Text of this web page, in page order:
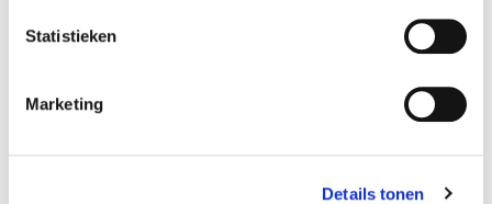
Statistieken
Marketing
Details tonen
verkalkingen, peesscheuren of vochtophopingen.
duidelijk uit wat hij of zij ziet. Een duidelijke echo,
maakt het eenvoudiger om uw klacht gericht te
oorzaak ligt van uw pijn. Bij het eerste contact met
Uiteraard zal uw therapeut het onderzoek ook zelf